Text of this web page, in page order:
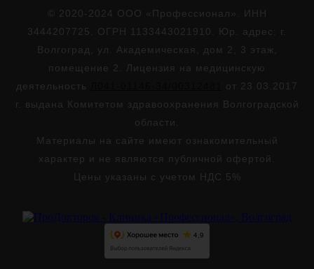
© 2020-2024 ООО «Профессионал». ИНН
3444207725. ОГРН 1133443021910. Юр. адрес: г.
Волгоград, ул. Академическая, дом 2, 3 этаж,
помещение 2. Лицензия на медицинскую
деятельность
от 23.03.2017
г. выдана Комитетом здравоохранения Волгоградской
области.
Материалы на сайте имеют ознакомительный
характер и не являются публичной офертой.
Цены указаны с учетом НДС 5%